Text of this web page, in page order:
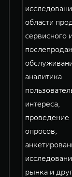
области
сервисного и
аналитика
интереса,
проведение
опросов,
рынка и